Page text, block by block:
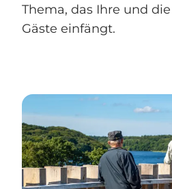
Thema, das Ihre und
Gäste einfängt.